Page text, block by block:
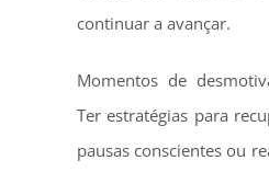
continuar a avançar.
Momentos de
Ter estratégias para
pausas conscientes ou